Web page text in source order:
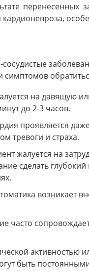
на давящую
до 2-3 часов.
проявляется
тревоги и страха.
жалуется на
сделать
возникает
часто
активностью
быть